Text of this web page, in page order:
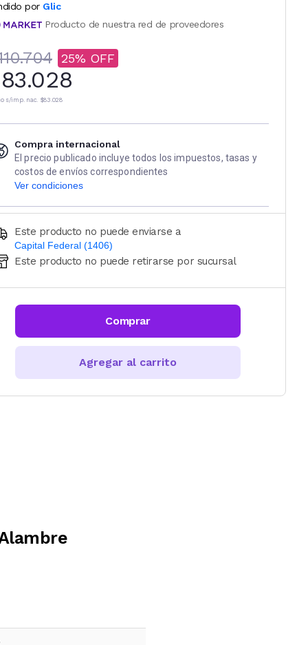
por Glic
Producto de nuestra red de proveedores
25
s/imp. nac. $83.028
Compra internacional
El precio publicado incluye todos los impuestos, tasas y
costos de envíos correspondientes
Ver condiciones
Este producto no puede enviarse a
Capital Federal (1406)
Ingresá código postal (sólo números)
CALCULAR
Este producto no puede retirarse por sucursal
Comprar
Agregar al carrito